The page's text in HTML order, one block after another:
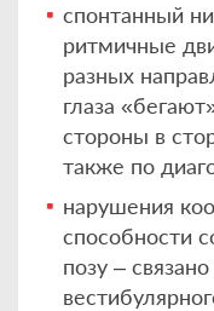
спонтанный
ритмичные
разных
глаза
стороны в
также по
нарушения
способности
позу –